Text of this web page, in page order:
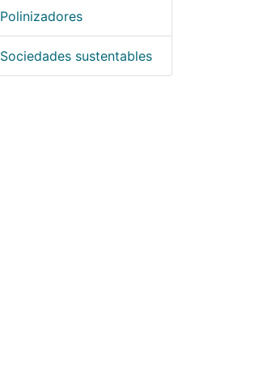
Polinizadores
Sociedades sustentables